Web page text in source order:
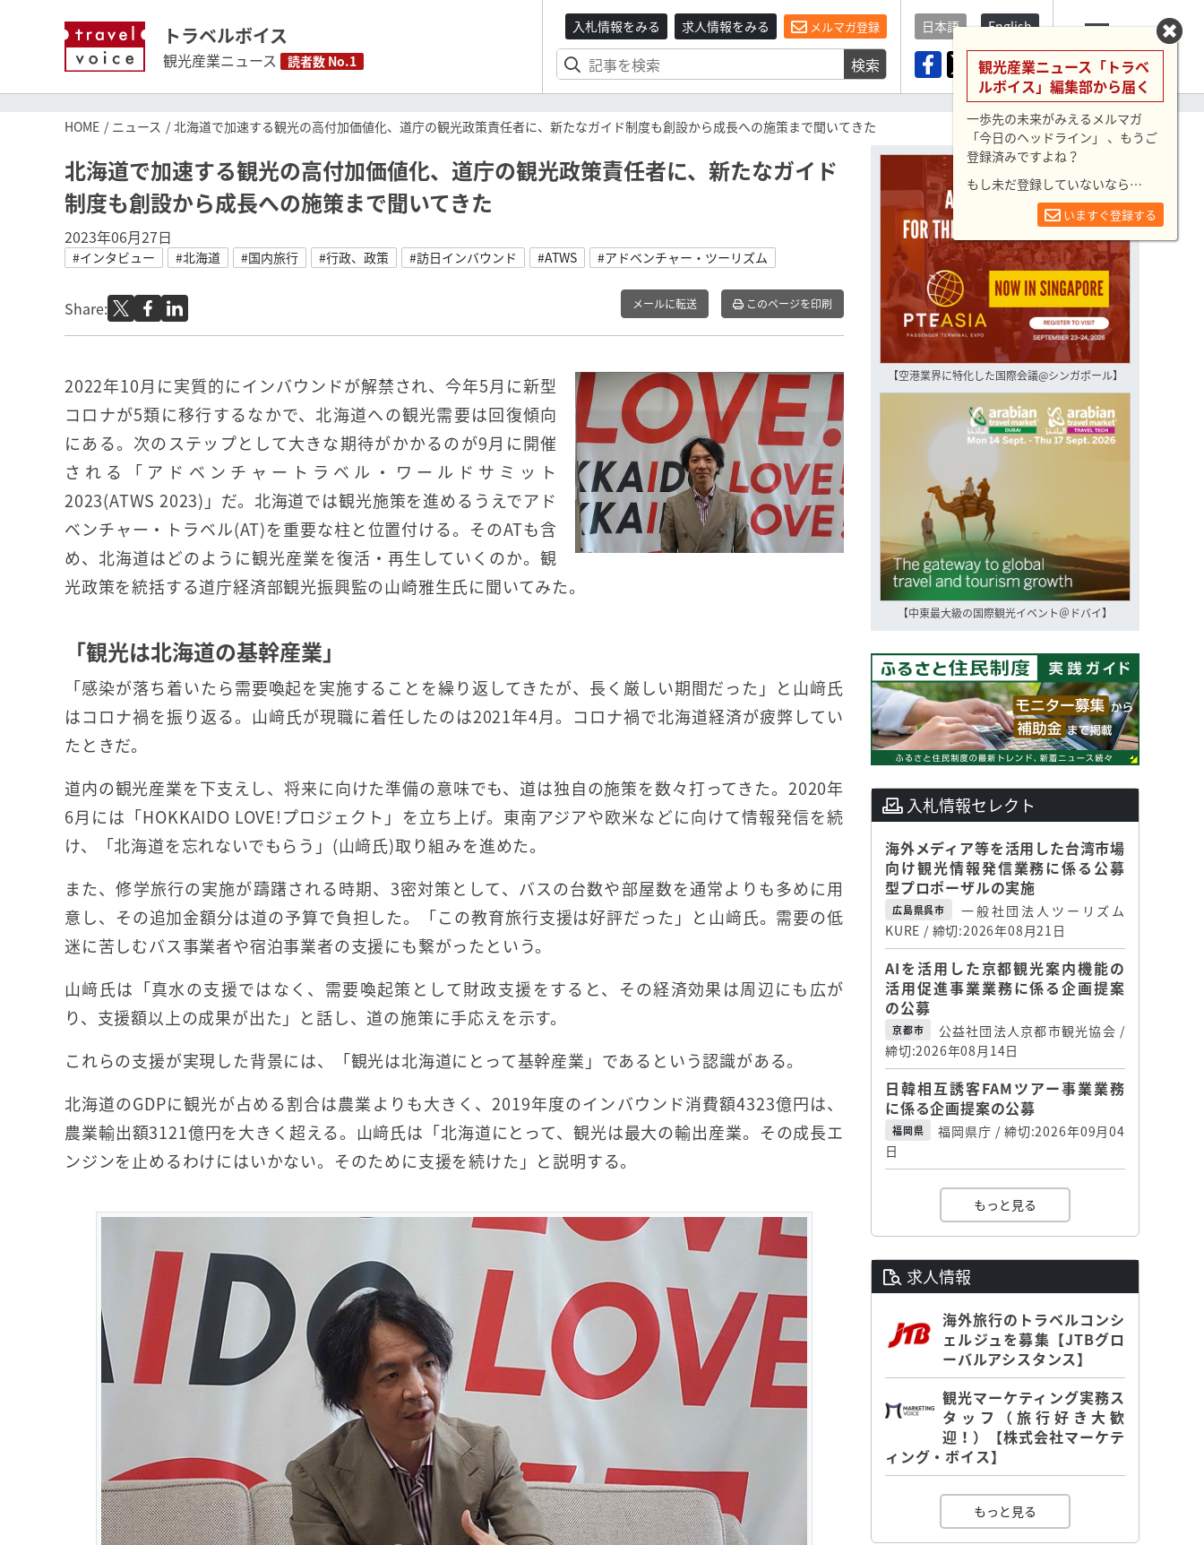
トラベルボイス
観光産業ニュース 読者数 No.1
入札情報をみる 求人情報をみる メルマガ登録
検索
日本語 English
メニュー
HOME ニュース 北海道で加速する観光の高付加価値化、道庁の観光政策責任者に、新たなガイド制度も創設から成長への施策まで聞いてきた
北海道で加速する観光の高付加価値化、道庁の観光政策責任者に、新たなガイド
制度も創設から成長への施策まで聞いてきた
2023年06月27日
#インタビュー #北海道 #国内旅行 #行政、政策 #訪日インバウンド #ATWS #アドベンチャー・ツーリズム
Share: メールに転送 このページを印刷
2022年10月に実質的にインバウンドが解禁され、今年5月に新型
コロナが5類に移行するなかで、北海道への観光需要は回復傾向
にある。次のステップとして大きな期待がかかるのが9月に開催
される「アドベンチャートラベル・ワールドサミット
2023(ATWS 2023)」だ。北海道では観光施策を進めるうえでアド
ベンチャー・トラベル(AT)を重要な柱と位置付ける。そのATも含
め、北海道はどのように観光産業を復活・再生していくのか。観
光政策を統括する道庁経済部観光振興監の山崎雅生氏に聞いてみた。
「観光は北海道の基幹産業」
「感染が落ち着いたら需要喚起を実施することを繰り返してきたが、長く厳しい期間だった」と山﨑氏
はコロナ禍を振り返る。山﨑氏が現職に着任したのは2021年4月。コロナ禍で北海道経済が疲弊してい
たときだ。
道内の観光産業を下支えし、将来に向けた準備の意味でも、道は独自の施策を数々打ってきた。2020年
6月には「HOKKAIDO LOVE!プロジェクト」を立ち上げ。東南アジアや欧米などに向けて情報発信を続
け、「北海道を忘れないでもらう」(山﨑氏)取り組みを進めた。
また、修学旅行の実施が躊躇される時期、3密対策として、バスの台数や部屋数を通常よりも多めに用
意し、その追加金額分は道の予算で負担した。「この教育旅行支援は好評だった」と山﨑氏。需要の低
迷に苦しむバス事業者や宿泊事業者の支援にも繋がったという。
山﨑氏は「真水の支援ではなく、需要喚起策として財政支援をすると、その経済効果は周辺にも広が
り、支援額以上の成果が出た」と話し、道の施策に手応えを示す。
これらの支援が実現した背景には、「観光は北海道にとって基幹産業」であるという認識がある。
北海道のGDPに観光が占める割合は農業よりも大きく、2019年度のインバウンド消費額4323億円は、
農業輸出額3121億円を大きく超える。山﨑氏は「北海道にとって、観光は最大の輸出産業。その成長エ
ンジンを止めるわけにはいかない。そのために支援を続けた」と説明する。
【空港業界に特化した国際会議@シンガポール】
【中東最大級の国際観光イベント＠ドバイ】
入札情報セレクト
海外メディア等を活用した台湾市場
向け観光情報発信業務に係る公募
型プロポーザルの実施
広島県呉市
一般社団法人ツーリズム
KURE / 締切:2026年08月21日
AIを活用した京都観光案内機能の
活用促進事業業務に係る企画提案
の公募
京都市
公益社団法人京都市観光協会 /
締切:2026年08月14日
日韓相互誘客FAMツアー事業業務
に係る企画提案の公募
福岡県
福岡県庁 / 締切:2026年09月04
日
もっと見る
求人情報
海外旅行のトラベルコンシ
ェルジュを募集【JTBグロ
ーバルアシスタンス】
観光マーケティング実務ス
タッフ（旅行好き大歓
迎！）【株式会社マーケテ
ィング・ボイス】
もっと見る
観光産業ニュース「トラベ
ルボイス」編集部から届く
一歩先の未来がみえるメルマガ
「今日のヘッドライン」 、もうご
登録済みですよね？
もし未だ登録していないなら…
いますぐ登録する